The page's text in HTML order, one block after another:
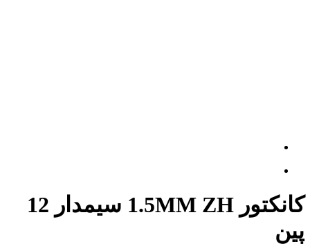
کانکتور 1.5MM ZH سیمدار 12
پین